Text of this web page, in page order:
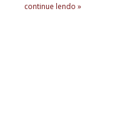
continue lendo »